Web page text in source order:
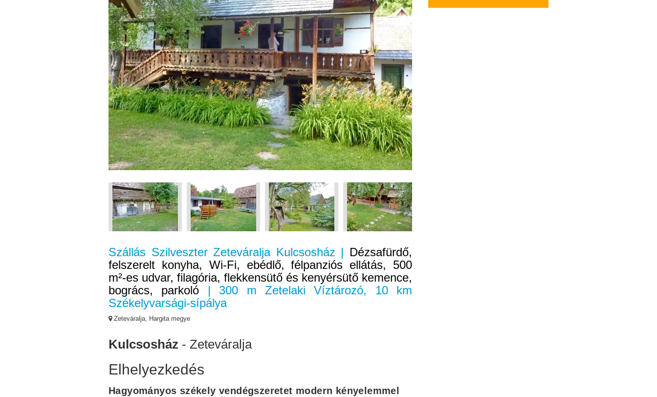
Szállás Szilveszter Zeteváralja Kulcsosház | Dézsafürdő,
felszerelt konyha, Wi-Fi, ebédlő, félpanziós ellátás, 500
m²-es udvar, filagória, flekkensütő és kenyérsütő kemence,
bogrács, parkoló | 300 m Zetelaki Víztározó, 10 km
Székelyvarsági-sípálya
Zeteváralja, Hargita megye
Kulcsosház - Zeteváralja
Elhelyezkedés
Hagyományos székely vendégszeretet modern kényelemmel